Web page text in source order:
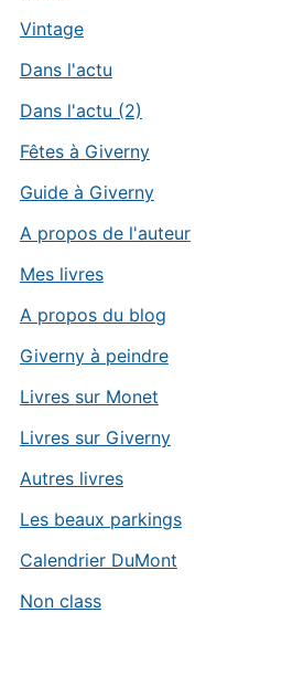
Vintage
Dans l'actu
Dans l'actu (2)
Fêtes à Giverny
Guide à Giverny
A propos de l'auteur
Mes livres
A propos du blog
Giverny à peindre
Livres sur Monet
Livres sur Giverny
Autres livres
Les beaux parkings
Calendrier DuMont
Non class